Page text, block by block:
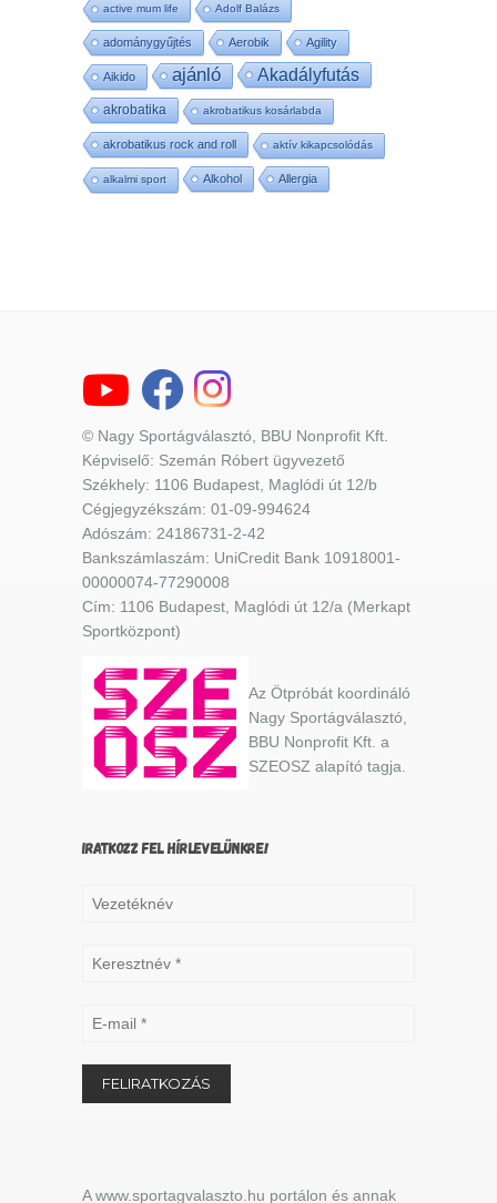
active mum life Adolf Balázs
adománygyűjtés Aerobik Agility
Aikido ajánló Akadályfutás
akrobatika akrobatikus kosárlabda
akrobatikus rock and roll aktív kikapcsolódás
alkalmi sport Alkohol Allergia
© Nagy Sportágválasztó, BBU Nonprofit Kft.
Képviselő: Szemán Róbert ügyvezető
Székhely: 1106 Budapest, Maglódi út 12/b
Cégjegyzékszám: 01-09-994624
Adószám: 24186731-2-42
Bankszámlaszám: UniCredit Bank 10918001-
00000074-77290008
Cím: 1106 Budapest, Maglódi út 12/a (Merkapt
Sportközpont)
Az Ötpróbát koordináló
Nagy Sportágválasztó,
BBU Nonprofit Kft. a
SZEOSZ alapító tagja.
IRATKOZZ FEL HÍRLEVELÜNKRE!
A www.sportagvalaszto.hu portálon és annak